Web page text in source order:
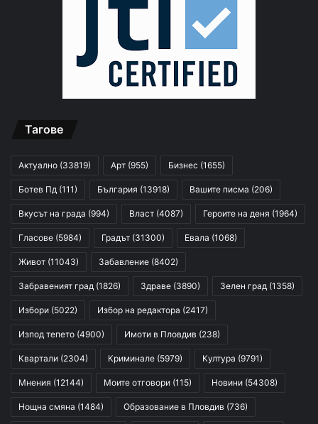
Тагове
Актуално (33819) Арт (955) Бизнес (1655)
Ботев Пд (111) България (13918) Вашите писма (206)
Вкусът на града (994) Власт (4087) Героите на деня (1964)
Гласове (5984) Градът (31300) Евала (1068)
Живот (11043) Забавление (8402)
Забравеният град (1826) Здраве (3890) Зелен град (1358)
Избори (5022) Избор на редактора (2417)
Изпод тепето (4900) Имоти в Пловдив (238)
Квартали (2304) Криминале (5979) Култура (9791)
Мнения (12144) Моите отговори (115) Новини (54308)
Нощна смяна (1484) Образование в Пловдив (736)